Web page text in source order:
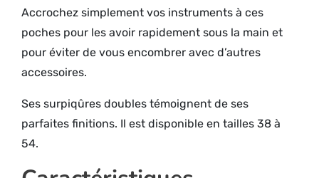
Accrochez simplement vos instruments à ces
poches pour les avoir rapidement sous la main et
pour éviter de vous encombrer avec d’autres
accessoires.
Ses surpiqûres doubles témoignent de ses
parfaites finitions. Il est disponible en tailles 38 à
54.